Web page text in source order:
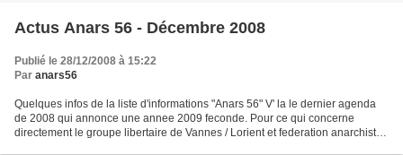
Actus Anars 56 - Décembre 2008
Publié le 28/12/2008 à 15:22
Par anars56
Quelques infos de la liste d'informations "Anars 56" V' la le dernier agenda
de 2008 qui annonce une annee 2009 feconde. Pour ce qui concerne
directement le groupe libertaire de Vannes / Lorient et federation anarchiste :